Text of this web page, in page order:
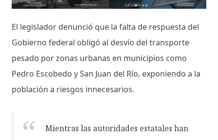
El legislador denunció que la falta de respuesta del
Gobierno federal obligó al desvío del transporte
pesado por zonas urbanas en municipios como
Pedro Escobedo y San Juan del Río, exponiendo a la
población a riesgos innecesarios.
Mientras las autoridades estatales han